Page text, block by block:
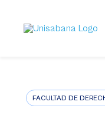
contenido
principal